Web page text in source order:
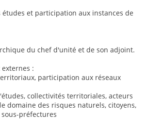
et participation aux instances de
du chef d'unité et de son adjoint.
:
participation aux réseaux
collectivités territoriales, acteurs
domaine des risques naturels, citoyens,
sous-préfectures